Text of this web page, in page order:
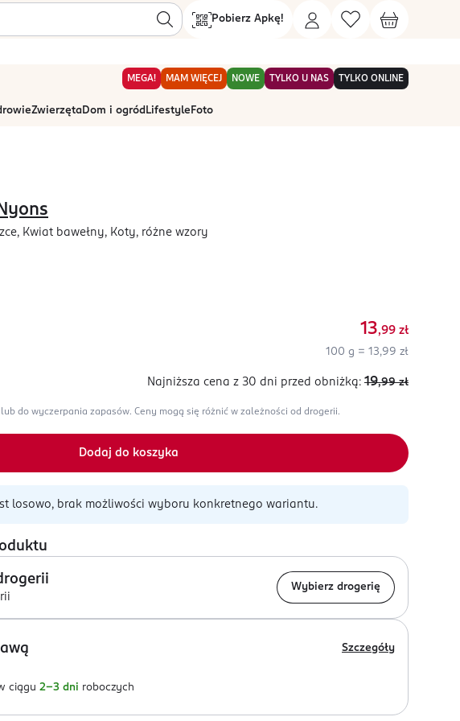
Pobierz Apkę!
MEGA! MAM WIĘCEJ NOWE TYLKO U NAS TYLKO ONLINE
ZwierzętaDom i ogród Lifestyle Foto
Kwiat bawełny, Koty, różne wzory
13,99 zł
100 g = 13,99 zł
Najniższa cena z 30 dni przed obniżką: 19,99 zł
lub do wyczerpania zapasów. Ceny mogą się różnić w zależności od drogerii.
Dodaj do koszyka
losowo, brak możliwości wyboru konkretnego wariantu.
Wybierz drogerię
Szczegóły
ciągu 2-3 dni roboczych